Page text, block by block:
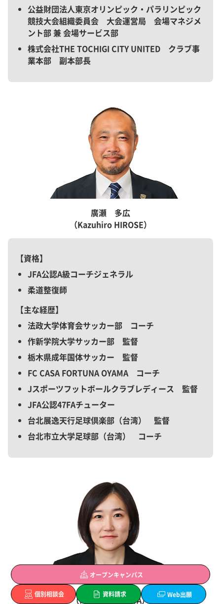
オープンキャンパス
個別相談会 資料請求 Web出願
公益財団法人東京オリンピック・パラリンピック
競技大会組織委員会 大会運営局 会場マネジメ
ント部 兼 会場サービス部
株式会社THE TOCHIGI CITY UNITED クラブ事
業本部 副本部長
廣瀬 多広
（Kazuhiro HIROSE）
資格
JFA公認A級コーチジェネラル
柔道整復師
主な経歴
法政大学体育会サッカー部 コーチ
作新学院大学サッカー部 監督
栃木県成年国体サッカー 監督
FC CASA FORTUNA OYAMA コーチ
Jスポーツフットボールクラブレディース 監督
JFA公認47FAチューター
台北展逸天行足球倶楽部（台湾） 監督
台北市立大学足球部（台湾） コーチ
長谷川 美樹
（Miki HASEGAWA）